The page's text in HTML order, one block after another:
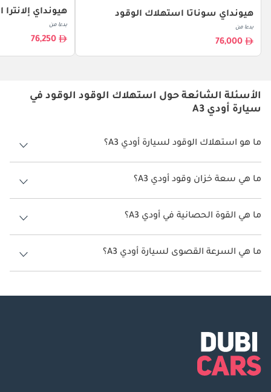
هيونداي سوناتا استهلاك الوقود
بدءا من
76,000
هيونداي
بدءا من
76,250
الأسئلة الشائعة حول استهلاك الوقود الوقود في
سيارة أودي A3
ما هو استهلاك الوقود لسيارة أودي A3؟
يتراوح استهلاك الوقود لسيارة أودي A3 بين 13 كم/ليتر - 14 كم/ليتر.
ما هي سعة خزان وقود أودي A3؟
سعة خزان وقود أودي A3 50 ليتر.
ما هي القوة الحصانية في أودي A3؟
تنتج أودي A3 قوة 150 حصان - 201 حصان.
ما هي السرعة القصوى لسيارة أودي A3؟
السرعة القصوى لسيارة أودي A3 هي 180 كم/الساعة - 200 كم/الساعة.